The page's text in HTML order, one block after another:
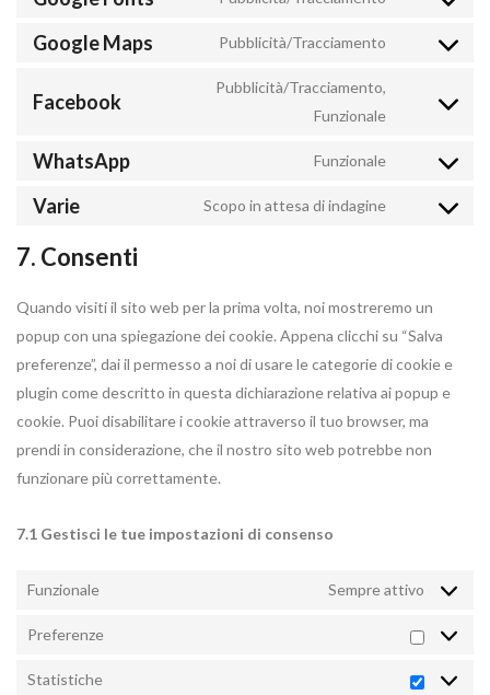
Consent
google-
Google Maps Pubblicità/Tracciamento
Consent
service
Facebook
Pubblicità/Tracciamento,
Funzionale
Consent
service
facebook
WhatsApp Funzionale
Consent
Varie Scopo in attesa di indagine
Consent
varie
7. Consenti
Quando visiti il sito web per la prima volta, noi mostreremo un
popup con una spiegazione dei cookie. Appena clicchi su “Salva
preferenze”, dai il permesso a noi di usare le categorie di cookie e
plugin come descritto in questa dichiarazione relativa ai popup e
cookie. Puoi disabilitare i cookie attraverso il tuo browser, ma
prendi in considerazione, che il nostro sito web potrebbe non
funzionare più correttamente.
7.1 Gestisci le tue impostazioni di consenso
Funzionale Sempre attivo
Preferenze
Statistiche